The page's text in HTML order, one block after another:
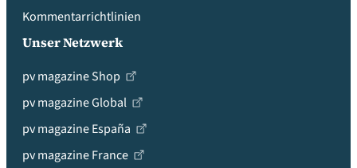
Kommentarrichtlinien
Unser Netzwerk
pv magazine Shop
pv magazine Global
pv magazine España
pv magazine France